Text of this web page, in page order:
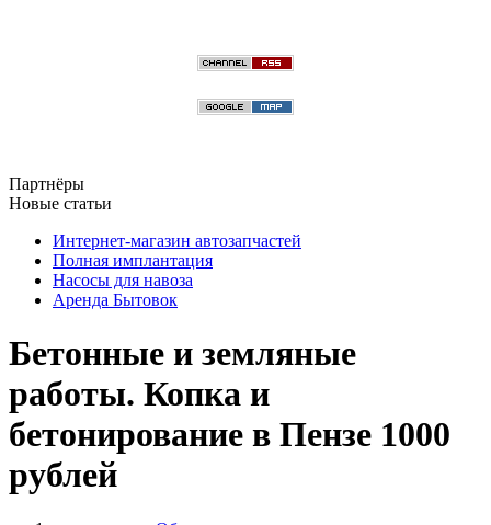
Партнёры
Новые статьи
Интернет-магазин автозапчастей
Полная имплантация
Насосы для навоза
Аренда Бытовок
Бетонные и земляные
работы. Копка и
бетонирование в Пензе 1000
рублей